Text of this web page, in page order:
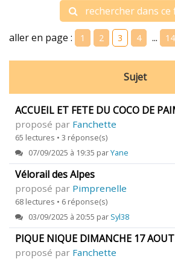
rechercher dans ce
aller en page :
1 2 3 4 ... 14
Sujet
ACCUEIL ET FETE DU COCO DE
proposé par Fanchette
65 lectures • 3 réponse(s)
07/09/2025 à 19:35 parYane
Vélorail des Alpes
proposé par Pimprenelle
68 lectures • 6 réponse(s)
03/09/2025 à 20:55 par Syl38
PIQUE NIQUE DIMANCHE 17 AOUT
proposé par Fanchette